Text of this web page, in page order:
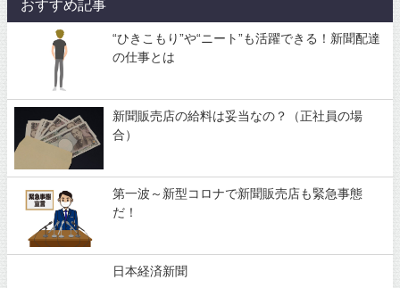
おすすめ記事
“ひきこもり”や“ニート”も活躍できる！新聞配達
の仕事とは
新聞販売店の給料は妥当なの？（正社員の場
合）
第一波～新型コロナで新聞販売店も緊急事態
だ！
日本経済新聞